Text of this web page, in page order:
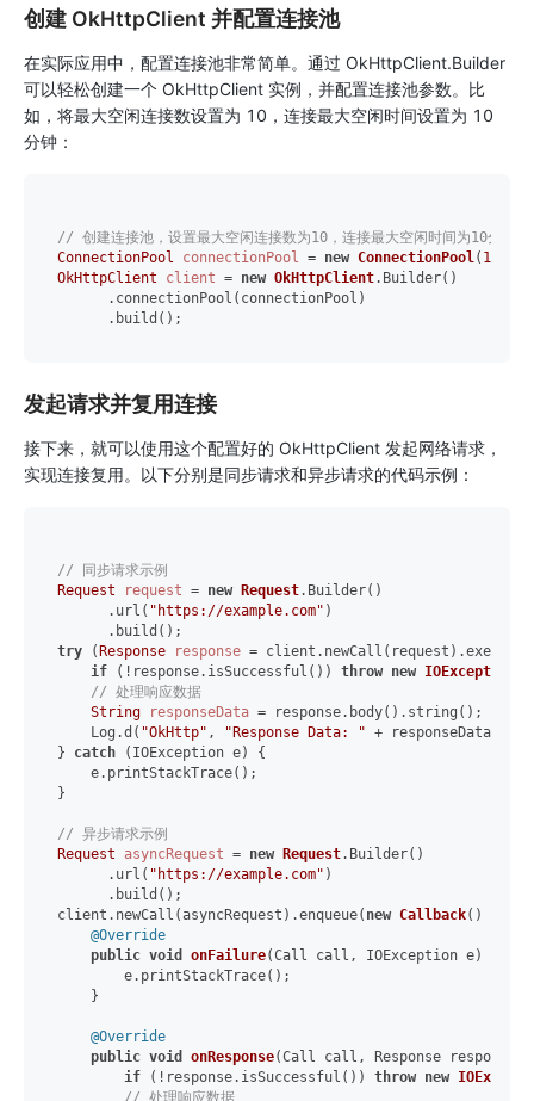
创建 OkHttpClient 并配置连接池
在实际应用中，配置连接池非常简单。通过 OkHttpClient.Builder
可以轻松创建一个 OkHttpClient 实例，并配置连接池参数。比
如，将最大空闲连接数设置为 10，连接最大空闲时间设置为 10
分钟：
// 创建连接池，设置最大空闲连接数为10，连接最大空闲时间为10分钟
ConnectionPool
connectionPool = new ConnectionPool( 10
OkHttpClient
client = new OkHttpClient.Builder()
      .connectionPool(connectionPool)
发起请求并复用连接
接下来，就可以使用这个配置好的 OkHttpClient 发起网络请求，
实现连接复用。以下分别是同步请求和异步请求的代码示例：
// 同步请求示例
Request
request = new Request.Builder()
      .url(
"https://example.com" )
try ( Response response =
if (!response.isSuccessful()) throw new IOException
// 处理响应数据
String
responseData = response.body().string();
    Log.d(
"OkHttp" , "Response Data: " + responseData);
} catch (IOException e) {
    e.printStackTrace();
}
// 异步请求示例
Request
asyncRequest = new Request.Builder()
      .url(
"https://example.com" )
      .build();
client.newCall(asyncRequest).enqueue( new Callback() {
@Override
public void onFailure(Call call, IOException e)
        e.printStackTrace();
    }
@Override
public void onResponse(Call call, Response response)
if (!response.isSuccessful()) throw new
// 处理响应数据